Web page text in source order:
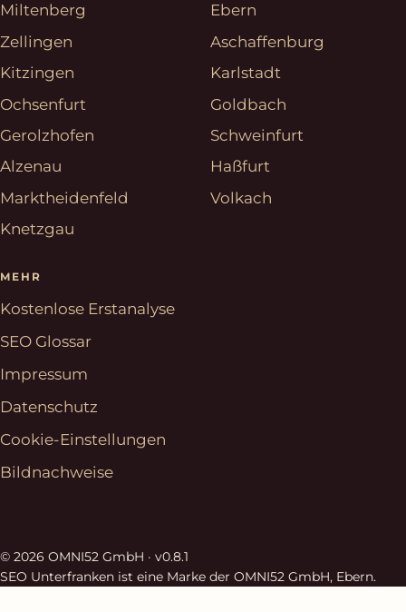
Miltenberg
Ebern
Zellingen
Aschaffenburg
Kitzingen
Karlstadt
Ochsenfurt
Goldbach
Gerolzhofen
Schweinfurt
Alzenau
Haßfurt
Marktheidenfeld
Volkach
Knetzgau
MEHR
Kostenlose Erstanalyse
SEO Glossar
Impressum
Datenschutz
Cookie-Einstellungen
Bildnachweise
© 2026 OMNI52 GmbH · v0.8.1
SEO Unterfranken ist eine Marke der OMNI52 GmbH, Ebern.